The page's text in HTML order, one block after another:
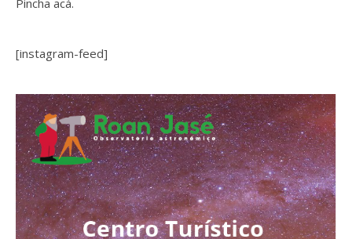
[instagram-feed]